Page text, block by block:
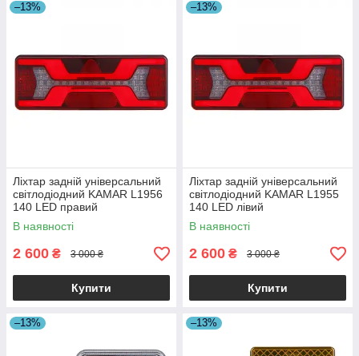
–13%
Ліхтар задній універсальний
світлодіодний KAMAR L1956
140 LED правий
В наявності
2 600 ₴ 3 000 ₴
Купити
–13%
Ліхтар задній універсальний
світлодіодний KAMAR L1955
140 LED лівий
В наявності
2 600 ₴ 3 000 ₴
Купити
–13% –13%